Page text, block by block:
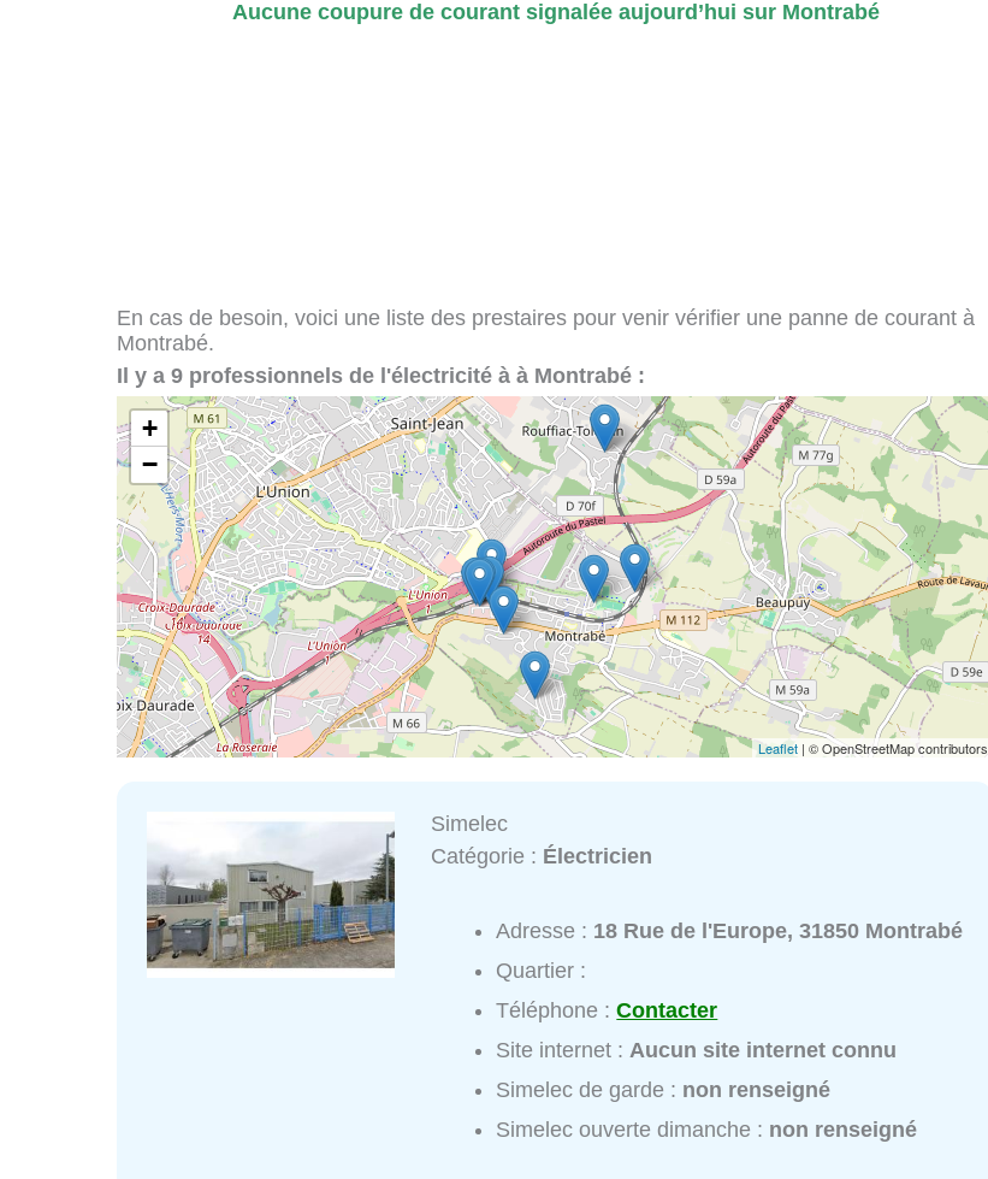
Aucune coupure de courant signalée aujourd’hui sur Montrabé
En cas de besoin, voici une liste des prestaires pour venir vérifier une panne de courant à
Montrabé.
Il y a 9 professionnels de l'électricité à à Montrabé :
+
−
Leaflet | © OpenStreetMap contributors
Simelec
Catégorie : Électricien
Adresse : 18 Rue de l'Europe, 31850 Montrabé
Quartier :
Téléphone :Contacter
Site internet : Aucun site internet connu
Simelec de garde : non renseigné
Simelec ouverte dimanche : non renseigné